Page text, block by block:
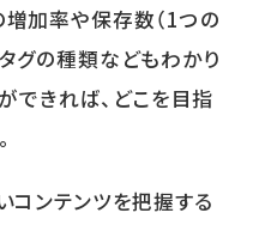
増加率や保存数（1つの
グの種類などもわかり
できれば、どこを目指
ンテンツを把握する